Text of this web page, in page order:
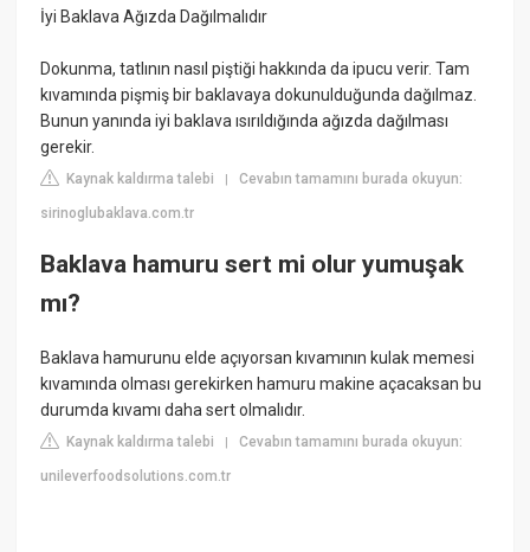
İyi Baklava Ağızda Dağılmalıdır
Dokunma, tatlının nasıl piştiği hakkında da ipucu verir. Tam
kıvamında pişmiş bir baklavaya dokunulduğunda dağılmaz.
Bunun yanında iyi baklava ısırıldığında ağızda dağılması
gerekir.
Kaynak kaldırma talebi |Cevabın tamamını burada okuyun:
sirinoglubaklava.com.tr
Baklava hamuru sert mi olur yumuşak
mı?
Baklava hamurunu elde açıyorsan kıvamının kulak memesi
kıvamında olması gerekirken hamuru makine açacaksan bu
durumda kıvamı daha sert olmalıdır.
Kaynak kaldırma talebi |Cevabın tamamını burada okuyun:
unileverfoodsolutions.com.tr